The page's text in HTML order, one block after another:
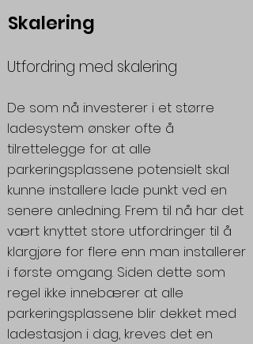
Skalering
Utfordring med skalering
De som nå investerer i et større
ladesystem ønsker ofte å
tilrettelegge for at alle
parkeringsplassene potensielt skal
kunne installere lade punkt ved en
senere anledning. Frem til nå har det
vært knyttet store utfordringer til å
klargjøre for flere enn man installerer
i første omgang. Siden dette som
regel ikke innebærer at alle
parkeringsplassene blir dekket med
ladestasjon i dag, kreves det en